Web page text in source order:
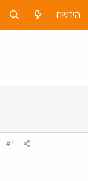
הירשם
#1